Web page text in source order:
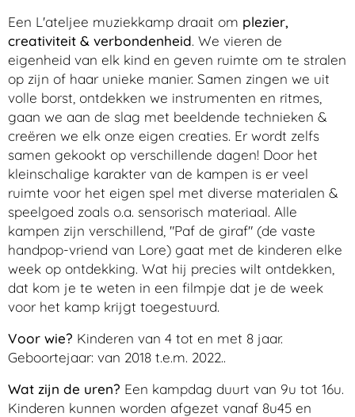
Een L'ateljee muziekkamp draait om plezier,
creativiteit & verbondenheid. We vieren de
eigenheid van elk kind en geven ruimte om te stralen
op zijn of haar unieke manier. Samen zingen we uit
volle borst, ontdekken we instrumenten en ritmes,
gaan we aan de slag met beeldende technieken &
creëren we elk onze eigen creaties. Er wordt zelfs
samen gekookt op verschillende dagen! Door het
kleinschalige karakter van de kampen is er veel
ruimte voor het eigen spel met diverse materialen &
speelgoed zoals o.a. sensorisch materiaal. Alle
kampen zijn verschillend, "Paf de giraf" (de vaste
handpop-vriend van Lore) gaat met de kinderen elke
week op ontdekking. Wat hij precies wilt ontdekken,
dat kom je te weten in een filmpje dat je de week
voor het kamp krijgt toegestuurd.
Voor wie? Kinderen van 4 tot en met 8 jaar.
Geboortejaar: van 2018 t.e.m. 2022..
Wat zijn de uren? Een kampdag duurt van 9u tot 16u.
Kinderen kunnen worden afgezet vanaf 8u45 en